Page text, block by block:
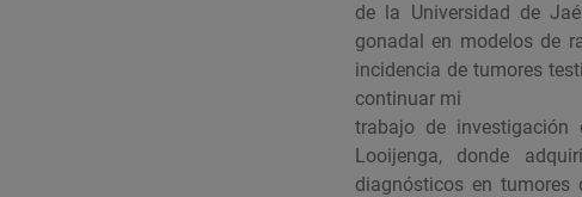
de la Universidad de
gonadal en modelos de
incidencia de tumores
continuar mi
trabajo de investigación
Looijenga, donde
diagnósticos en tumores